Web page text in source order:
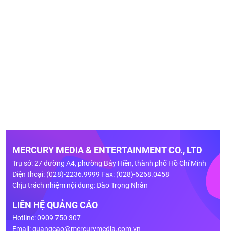
MERCURY MEDIA & ENTERTAINMENT CO., LTD
Trụ sở: 27 đường A4, phường Bảy Hiền, thành phố Hồ Chí Minh
Điện thoại: (028)-2236.9999 Fax: (028)-6268.0458
Chịu trách nhiệm nội dung: Đào Trọng Nhân
LIÊN HỆ QUẢNG CÁO
Hotline: 0909 750 307
Email:quangcao@mercurymedia.com.vn